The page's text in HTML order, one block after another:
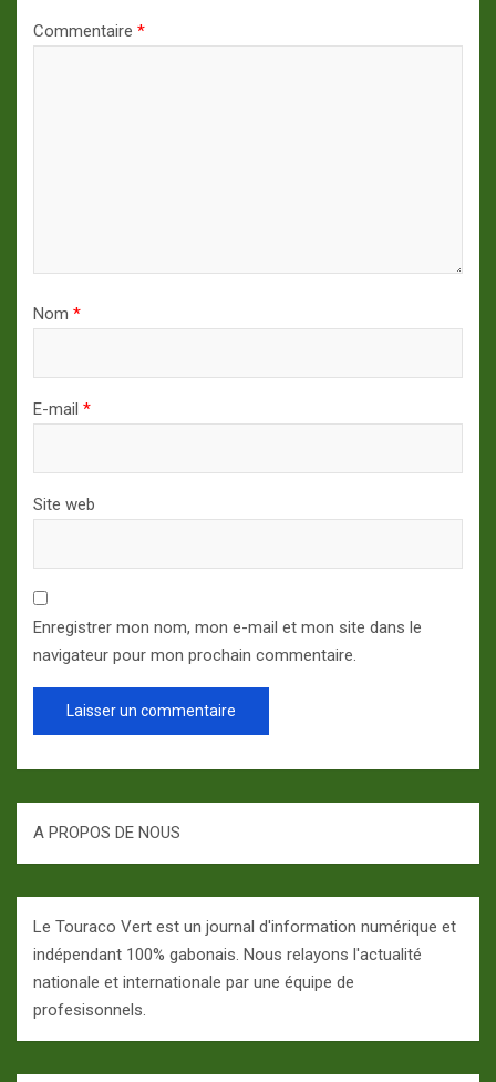
Commentaire *
Nom *
E-mail *
Site web
Enregistrer mon nom, mon e-mail et mon site dans le
navigateur pour mon prochain commentaire.
A PROPOS DE NOUS
Le Touraco Vert est un journal d'information numérique et
indépendant 100% gabonais. Nous relayons l'actualité
nationale et internationale par une équipe de
profesisonnels.